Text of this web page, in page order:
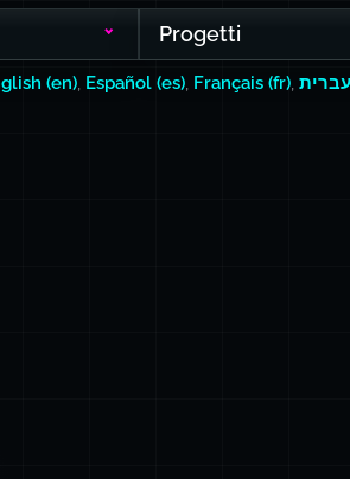
Progetti
(en) Español (es) Français (fr)